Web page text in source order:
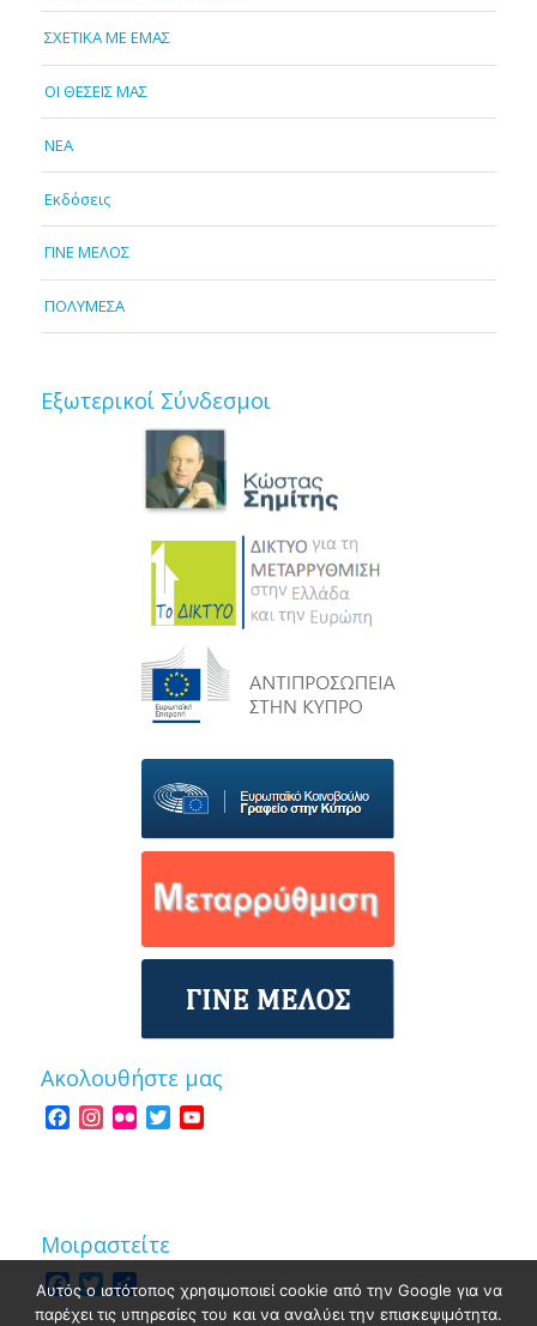
ΣΧΕΤΙΚΑ ΜΕ ΕΜΑΣ
OI ΘΕΣΕΙΣ ΜΑΣ
NEA
Εκδόσεις
ΓΙΝΕ ΜΕΛΟΣ
ΠΟΛΥΜΕΣΑ
Εξωτερικοί Σύνδεσμοι
Ακολουθήστε μας
Facebook
Instagram
Flickr Twitter
Μοιραστείτε
Facebook
Twitter
Share
Αυτός ο ιστότοπος χρησιμοποιεί cookie από την Google για να
παρέχει τις υπηρεσίες του και να αναλύει την επισκεψιμότητα.